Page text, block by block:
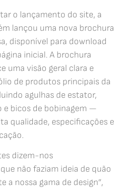
o lançamento do site, a
lançou uma nova brochura
disponível para download
inicial. A brochura
uma visão geral clara e
de produtos principais da
agulhas de estator,
e bicos de bobinagem —
qualidade, especificações e
dizem-nos
não faziam ideia de quão
a nossa gama de design”,